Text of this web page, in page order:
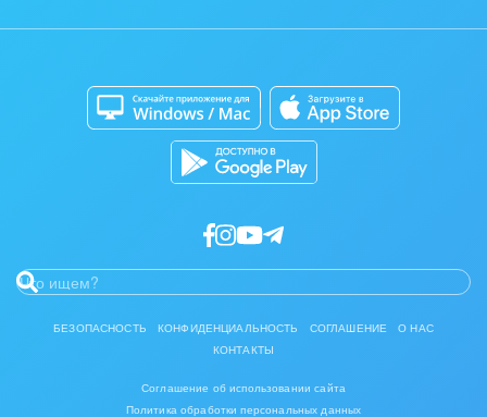
Каталог приложений
Разработчикам приложений
БЕЗОПАСНОСТЬ КОНФИДЕНЦИАЛЬНОСТЬ СОГЛАШЕНИЕ
О НАС
КОНТАКТЫ
Соглашение об использовании сайта
Политика обработки персональных данных